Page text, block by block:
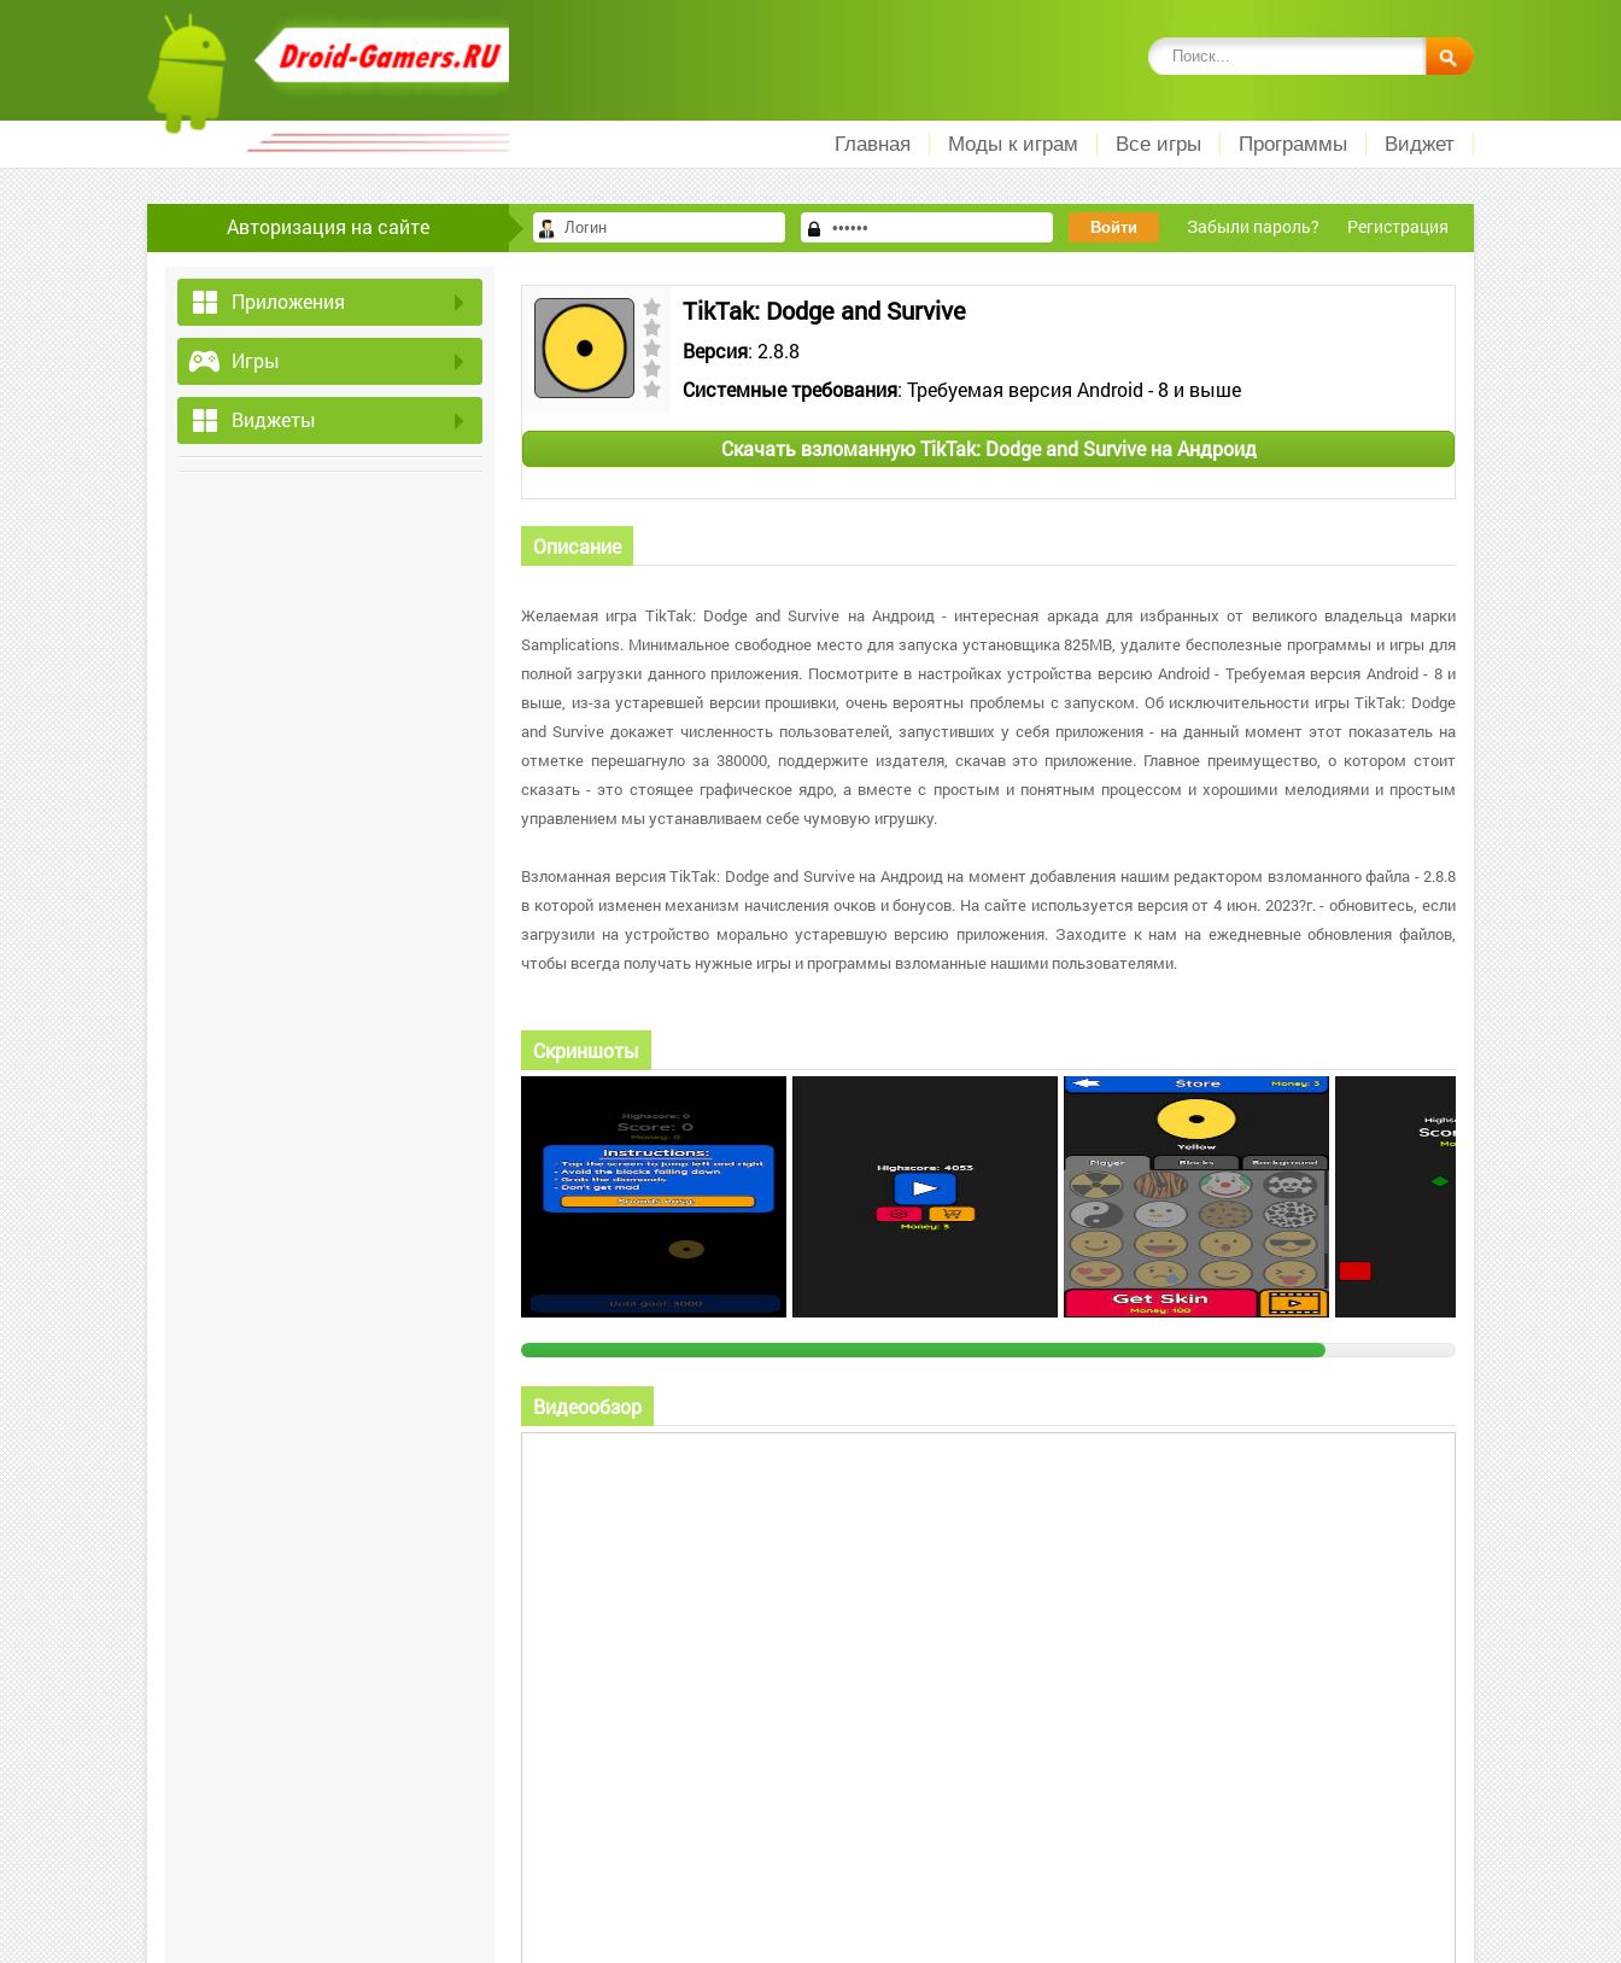
Главная Моды к играм Все игры Программы Виджет
Авторизация на сайте Забыли пароль? Регистрация
Приложения
Игры
Виджеты
TikTak: Dodge and Survive
Версия: 2.8.8
Системные требования: Требуемая версия Android - 8 и выше
Скачать взломанную TikTak: Dodge and Survive на Андроид
Описание
Желаемая игра TikTak: Dodge and Survive на Андроид - интересная аркада для избранных от великого владельца марки
Samplications. Минимальное свободное место для запуска установщика 825MB, удалите бесполезные программы и игры для
полной загрузки данного приложения. Посмотрите в настройках устройства версию Android - Требуемая версия Android - 8 и
выше, из-за устаревшей версии прошивки, очень вероятны проблемы с запуском. Об исключительности игры TikTak: Dodge
and Survive докажет численность пользователей, запустивших у себя приложения - на данный момент этот показатель на
отметке перешагнуло за 380000, поддержите издателя, скачав это приложение. Главное преимущество, о котором стоит
сказать - это стоящее графическое ядро, а вместе с простым и понятным процессом и хорошими мелодиями и простым
управлением мы устанавливаем себе чумовую игрушку.
Взломанная версия TikTak: Dodge and Survive на Андроид на момент добавления нашим редактором взломанного файла - 2.8.8
в которой изменен механизм начисления очков и бонусов. На сайте используется версия от 4 июн. 2023?г. - обновитесь, если
загрузили на устройство морально устаревшую версию приложения. Заходите к нам на ежедневные обновления файлов,
чтобы всегда получать нужные игры и программы взломанные нашими пользователями.
Скриншоты
Видеообзор